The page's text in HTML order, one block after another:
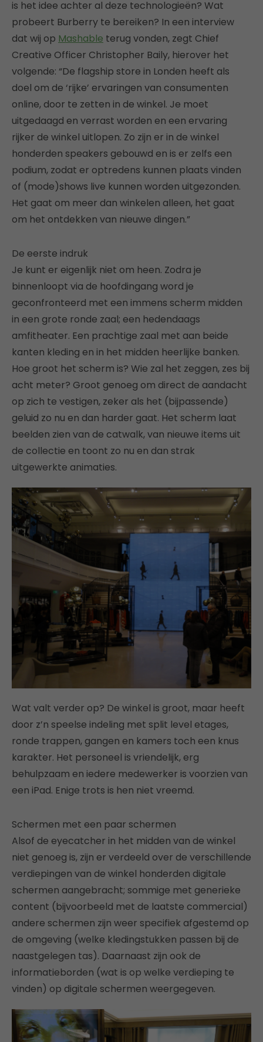
is het idee achter al deze technologieën? Wat
probeert Burberry te bereiken? In een interview
dat wij op Mashable terug vonden, zegt Chief
Creative Officer Christopher Baily, hierover het
volgende: “De flagship store in Londen heeft als
doel om de ‘rijke’ ervaringen van consumenten
online, door te zetten in de winkel. Je moet
uitgedaagd en verrast worden en een ervaring
rijker de winkel uitlopen. Zo zijn er in de winkel
honderden speakers gebouwd en is er zelfs een
podium, zodat er optredens kunnen plaats vinden
of (mode)shows live kunnen worden uitgezonden.
Het gaat om meer dan winkelen alleen, het gaat
om het ontdekken van nieuwe dingen.”
De eerste indruk
Je kunt er eigenlijk niet om heen. Zodra je
binnenloopt via de hoofdingang word je
geconfronteerd met een immens scherm midden
in een grote ronde zaal; een hedendaags
amfitheater. Een prachtige zaal met aan beide
kanten kleding en in het midden heerlijke banken.
Hoe groot het scherm is? Wie zal het zeggen, zes bij
acht meter? Groot genoeg om direct de aandacht
op zich te vestigen, zeker als het (bijpassende)
geluid zo nu en dan harder gaat. Het scherm laat
beelden zien van de catwalk, van nieuwe items uit
de collectie en toont zo nu en dan strak
uitgewerkte animaties.
Wat valt verder op? De winkel is groot, maar heeft
door z’n speelse indeling met split level etages,
ronde trappen, gangen en kamers toch een knus
karakter. Het personeel is vriendelijk, erg
behulpzaam en iedere medewerker is voorzien van
een iPad. Enige trots is hen niet vreemd.
Schermen met een paar schermen
Alsof de eyecatcher in het midden van de winkel
niet genoeg is, zijn er verdeeld over de verschillende
verdiepingen van de winkel honderden digitale
schermen aangebracht; sommige met generieke
content (bijvoorbeeld met de laatste commercial)
andere schermen zijn weer specifiek afgestemd op
de omgeving (welke kledingstukken passen bij de
naastgelegen tas). Daarnaast zijn ook de
informatieborden (wat is op welke verdieping te
vinden) op digitale schermen weergegeven.